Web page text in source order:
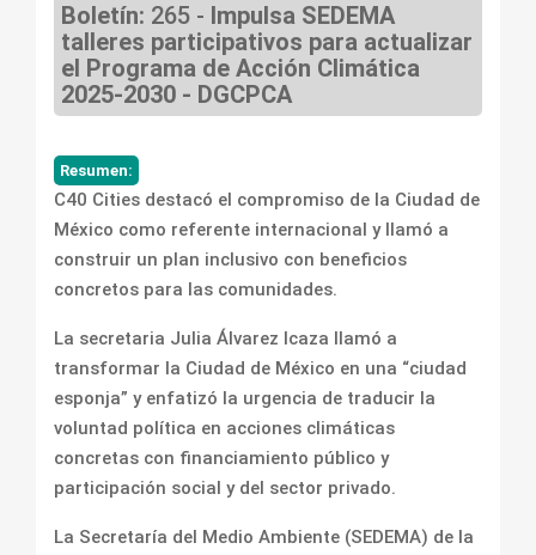
Boletín: 265 - Impulsa SEDEMA
talleres participativos para actualizar
el Programa de Acción Climática
2025-2030 - DGCPCA
Resumen:
C40 Cities destacó el compromiso de la Ciudad de
México como referente internacional y llamó a
construir un plan inclusivo con beneficios
concretos para las comunidades.
La secretaria Julia Álvarez Icaza llamó a
transformar la Ciudad de México en una “ciudad
esponja” y enfatizó la urgencia de traducir la
voluntad política en acciones climáticas
concretas con financiamiento público y
participación social y del sector privado.
La Secretaría del Medio Ambiente (SEDEMA) de la